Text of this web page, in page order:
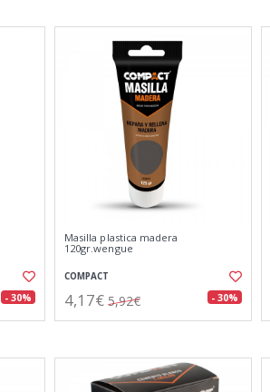
- 30%
Masilla plastica madera
120gr.wengue
COMPACT
4,17€ 5,92€ - 30%